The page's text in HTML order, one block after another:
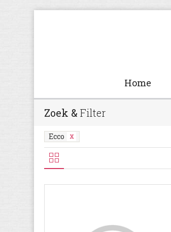
Home
Zoek & Filter
Ecco